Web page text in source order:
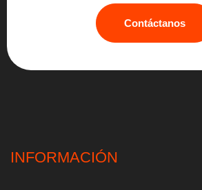
Contáctanos
INFORMACIÓN